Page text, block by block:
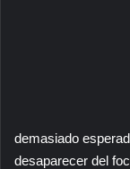
demasiado
desaparecer del